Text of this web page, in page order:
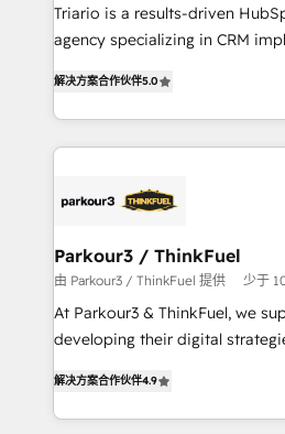
HubSpot “Our experience with the team at Blue Frog
has been nothing short of
them a trusted reputation
ecosystem as a reliable
remarkable experiences for
Program, HubSpot.
Triario is a results-driven
agency specializing in CRM
Integrations, Custom AI agents
Design With over 15 years of experience, we help
companies bridge the gap
data hygiene, and tailored
a global consultancy with the
boutique firm. At Triario, we’re
but small enough to listen. Our Services: HubSpot
implementations & data
Website design Let’s turn your CRM into your growth
engine!
解决方案合作伙伴5.0
Parkour3 / ThinkFuel
由 Parkour3 / ThinkFuel 提供 少于
At Parkour3 & ThinkFuel, we
developing their digital
sales processes to generate
from Strategy to Operations.
解决方案合作伙伴4.9